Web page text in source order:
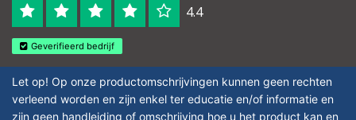
4.4
Geverifieerd bedrijf
Let op! Op onze productomschrijvingen kunnen geen rechten
verleend worden en zijn enkel ter educatie en/of informatie en
zijn geen handleiding of omschrijving hoe u het product kan en